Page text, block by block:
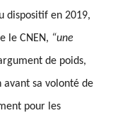
dispositif en 2019,
le CNEN, “une
de poids,
avant sa volonté de
pour les